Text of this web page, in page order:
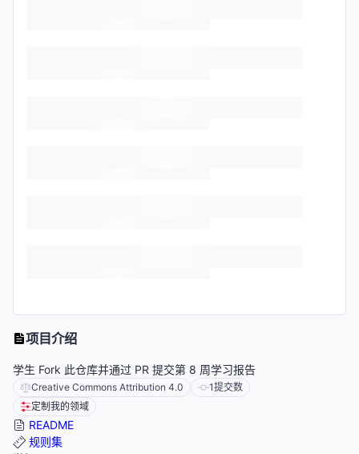
项目介绍
学生 Fork 此仓库并通过 PR 提交第 8 周学习报告
Creative Commons Attribution 4.0 1提交数
定制我的领域
README
规则集